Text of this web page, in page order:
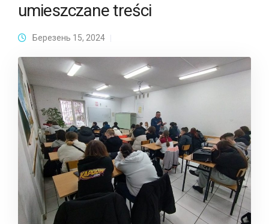
umieszczane treści
Березень 15, 2024